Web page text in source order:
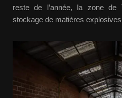
reste de l’année, la zone
stockage de matières